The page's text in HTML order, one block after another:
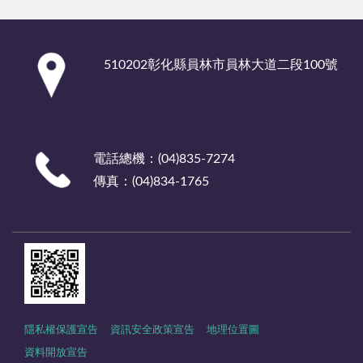
510202彰化縣員林市員林大道二段100號
電話總機：(04)835-7274
傳真：(04)834-1765
隱私權保護宣告 資訊安全政策宣告 地理位置圖
資料開放宣告